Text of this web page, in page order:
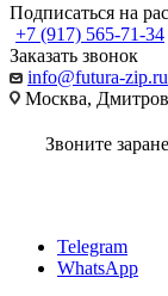
Подписаться на
+7 (917) 565-71-34
Заказать звонок
info@futura-zip.ru
Москва,
Звоните
Telegram
WhatsApp